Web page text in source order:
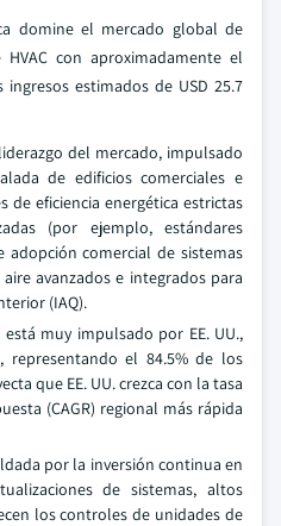
domine el mercado global de
con aproximadamente el
estimados de USD 25.7
del mercado, impulsado
de edificios comerciales e
de eficiencia energética estrictas
(por ejemplo, estándares
adopción comercial de sistemas
avanzados e integrados para
(IAQ).
muy impulsado por EE. UU.,
el 84.5% de los
que EE. UU. crezca con la tasa
(CAGR) regional más rápida
por la inversión continua en
de sistemas, altos
los controles de unidades de